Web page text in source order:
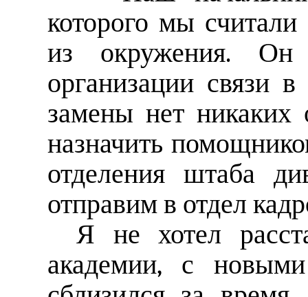
которого мы
из окружения. Он
организации связи
замены нет
назначить
отделения штаба
отправим в отдел
Я не хотел
академии, с